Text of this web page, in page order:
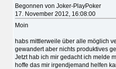
Begonnen von Joker-PlayPoker
17. November 2012, 16:08:00
Moin
habs mittlerweile über alle möglich
gewandert aber nichts produktives
Jetzt hab ich mir gedacht ich melde
hoffe das mir irgendjemand helfen